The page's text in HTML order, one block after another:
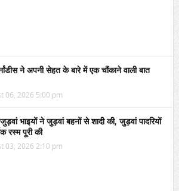
ने अपनी सेहत के बारे में एक चौंकाने वाली बात
06, 2026 5:00 pm
भाइयों ने जुड़वां बहनों से शादी की, जुड़वां पादरियों
रस्म पूरी की
03, 2026 2:10 pm